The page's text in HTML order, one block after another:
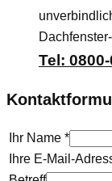
Tel:
Ihr Name *
Ihre E-Mail-